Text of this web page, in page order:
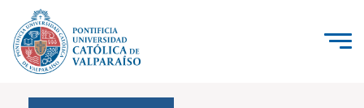
Click acá para ir directamente al contenido